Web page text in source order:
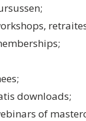
downloads;
of